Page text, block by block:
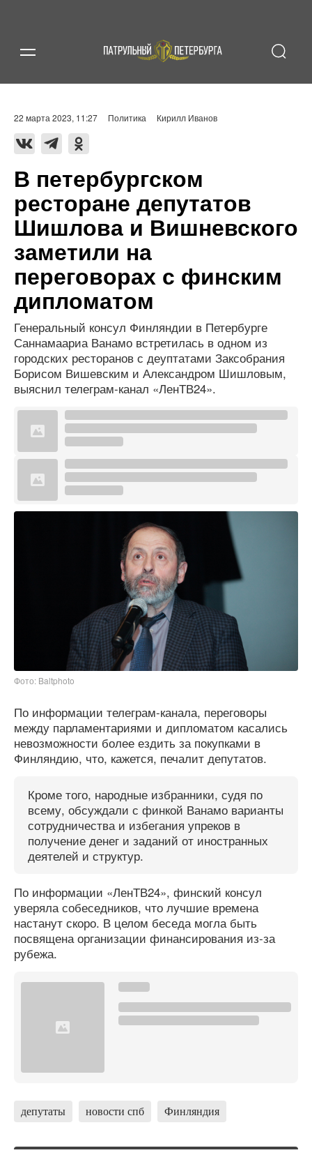
22 марта 2023, 11:27 Политика Кирилл Иванов
В петербургском
ресторане депутатов
Шишлова и Вишневского
заметили на
переговорах с финским
дипломатом
Генеральный консул Финляндии в Петербурге
Саннамаариа Ванамо встретилась в одном из
городских ресторанов с деуптатами Заксобрания
Борисом Вишевским и Александром Шишловым,
выяснил телеграм-канал «ЛенТВ24».
Фото: Baltphoto
По информации телеграм-канала, переговоры
между парламентариями и дипломатом касались
невозможности более ездить за покупками в
Финляндию, что, кажется, печалит депутатов.
Кроме того, народные избранники, судя по
всему, обсуждали с финкой Ванамо варианты
сотрудничества и избегания упреков в
получение денег и заданий от иностранных
деятелей и структур.
По информации «ЛенТВ24», финский консул
уверяла собеседников, что лучшие времена
настанут скоро. В целом беседа могла быть
посвящена организации финансирования из-за
рубежа.
депутаты новости спб Финляндия